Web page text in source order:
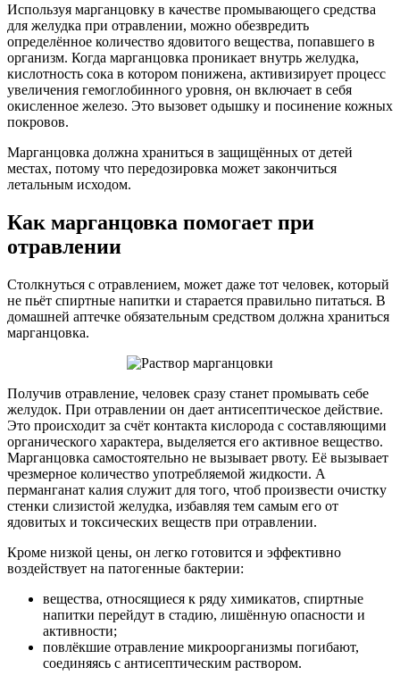
Используя марганцовку в качестве промывающего средства
для желудка при отравлении, можно обезвредить
определённое количество ядовитого вещества, попавшего в
организм. Когда марганцовка проникает внутрь желудка,
кислотность сока в котором понижена, активизирует процесс
увеличения гемоглобинного уровня, он включает в себя
окисленное железо. Это вызовет одышку и посинение кожных
покровов.
Марганцовка должна храниться в защищённых от детей
местах, потому что передозировка может закончиться
летальным исходом.
Как марганцовка помогает при
отравлении
Столкнуться с отравлением, может даже тот человек, который
не пьёт спиртные напитки и старается правильно питаться. В
домашней аптечке обязательным средством должна храниться
марганцовка.
Получив отравление, человек сразу станет промывать себе
желудок. При отравлении он дает антисептическое действие.
Это происходит за счёт контакта кислорода с составляющими
органического характера, выделяется его активное вещество.
Марганцовка самостоятельно не вызывает рвоту. Её вызывает
чрезмерное количество употребляемой жидкости. А
перманганат калия служит для того, чтоб произвести очистку
стенки слизистой желудка, избавляя тем самым его от
ядовитых и токсических веществ при отравлении.
Кроме низкой цены, он легко готовится и эффективно
воздействует на патогенные бактерии:
вещества, относящиеся к ряду химикатов, спиртные
напитки перейдут в стадию, лишённую опасности и
активности;
повлёкшие отравление микроорганизмы погибают,
соединяясь с антисептическим раствором.